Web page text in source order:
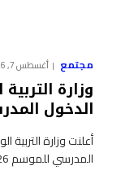
مجتمع أغسطس 7, 2026
وزارة
الدخول المدرسي
أعلنت وزارة التربية
المدرسي للموسم 2026-2027 سيُجرى في موعده…